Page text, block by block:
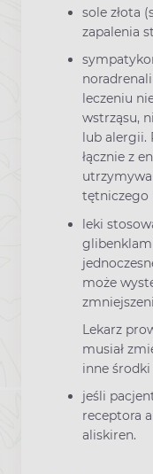
sole złota
zapalenia
leczeniu
wstrząsu,
lub
łącznie z
tętniczego
leki
może
Lekarz
musiał
inne
jeśli
receptora
aliskiren.